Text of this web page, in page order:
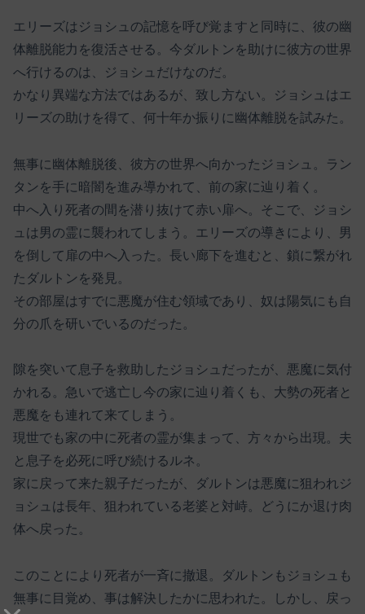
エリーズはジョシュの記憶を呼び覚ますと同時に、彼の幽
体離脱能力を復活させる。今ダルトンを助けに彼方の世界
へ行けるのは、ジョシュだけなのだ。
かなり異端な方法ではあるが、致し方ない。ジョシュはエ
リーズの助けを得て、何十年か振りに幽体離脱を試みた。
無事に幽体離脱後、彼方の世界へ向かったジョシュ。ラン
タンを手に暗闇を進み導かれて、前の家に辿り着く。
中へ入り死者の間を潜り抜けて赤い扉へ。そこで、ジョシ
ュは男の霊に襲われてしまう。エリーズの導きにより、男
を倒して扉の中へ入った。長い廊下を進むと、鎖に繋がれ
たダルトンを発見。
その部屋はすでに悪魔が住む領域であり、奴は陽気にも自
分の爪を研いでいるのだった。
隙を突いて息子を救助したジョシュだったが、悪魔に気付
かれる。急いで逃亡し今の家に辿り着くも、大勢の死者と
悪魔をも連れて来てしまう。
現世でも家の中に死者の霊が集まって、方々から出現。夫
と息子を必死に呼び続けるルネ。
家に戻って来た親子だったが、ダルトンは悪魔に狙われジ
ョシュは長年、狙われている老婆と対峙。どうにか退け肉
体へ戻った。
このことにより死者が一斉に撤退。ダルトンもジョシュも
無事に目覚め、事は解決したかに思われた。しかし、戻っ